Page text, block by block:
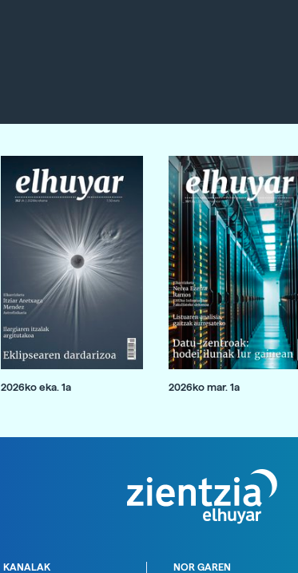
2026ko eka. 1a 2026ko mar. 1a
KANALAK NOR GAREN